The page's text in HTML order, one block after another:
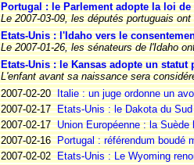
Portugal : le Parlement adopte la loi
Le 2007-03-09, les députés portuguais
Etats-Unis : l'Idaho vers le
Le 2007-01-26, les sénateurs de l'Idaho
Etats-Unis : le Kansas adopte un
L'enfant avant sa naissance sera
2007-02-20Italie : un juge ordonne un
2007-02-17Etats-Unis : le Dakota du
2007-02-17Union Européenne : la
2007-02-16Portugal : référendum boudé
2007-02-02Etats-Unis : Le Wyoming